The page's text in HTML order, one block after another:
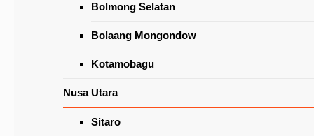
Bolmong Selatan
Bolaang Mongondow
Kotamobagu
Nusa Utara
Sitaro
PD Pasar Tomohon Terima CSR Bank Rayat